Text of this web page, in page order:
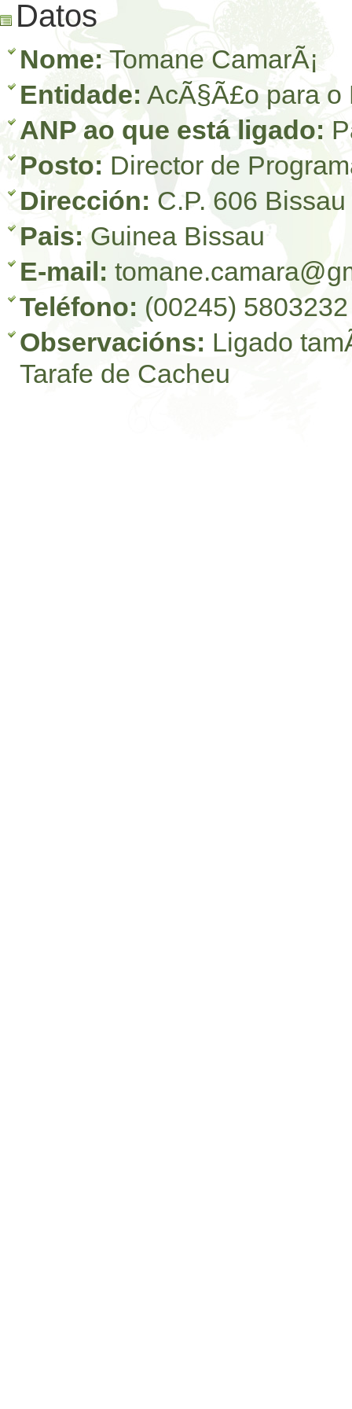
Datos
Nome: Tomane CamarÃ¡
Entidade: AcÃ§Ã£o para o
ANP ao que está ligado:
Posto: Director de
Dirección: C.P. 606 Bissau
Pais:Guinea Bissau
E-mail:
Teléfono: (00245)
Observacións: Ligado
Tarafe de Cacheu